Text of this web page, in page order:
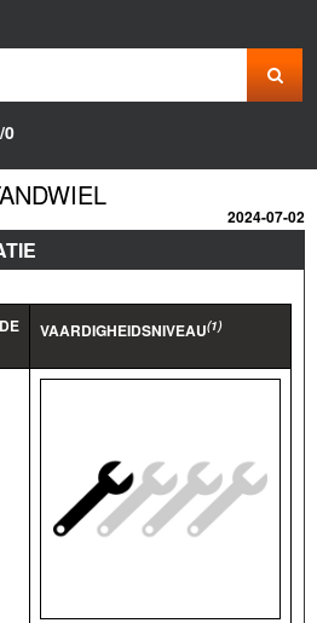
0
2024-07-02
VAARDIGHEIDSNIVEAU(1)